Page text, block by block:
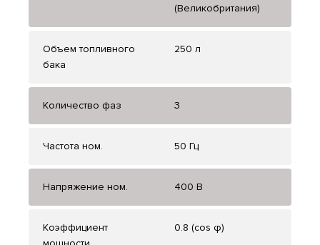
(Великобритания)
Объем топливного
бака
250 л
Количество фаз 3
Частота ном. 50 Гц
Напряжение ном. 400 В
Коэффициент
0.8 (cos φ)